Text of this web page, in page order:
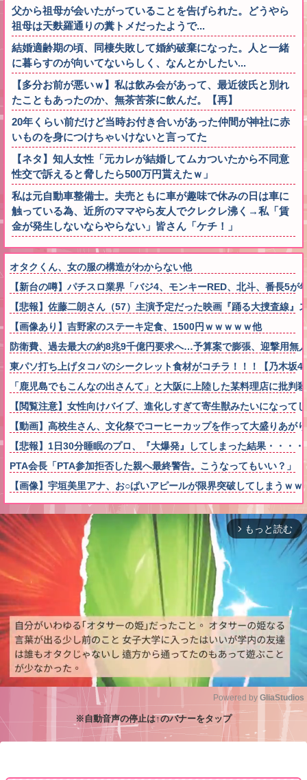
父から祖母が会いたがっていることを告げられた。どうやら
祖母は天麩羅通りの糞トメだったようで...
結婚適齢期の頃、同棲失敗して婚約破棄になった。人と一緒
に暮らすのが向いてないらしく、なんとかしたい...
【多分お前が悪いｗ】私は飲み会があって、最近彼氏と別れ
たこともあったのか、無茶苦茶に飲んだ。【再】
20年くらい前だけど当時お付き合いがあった仲間が神社に赤
いものを身につけちゃいけないと言ってた
【ネタ】知人女性「元カレが結婚してムカついたから不同意
性交で訴えると脅したら500万円貰えたｗ」
私は元自動車整備士。夫売ともに車が趣味で休みの日は車に
触っている為、近所のママやら友人でクレクレ沸く→私「賃
金が発生しないならやらない」皆さん「ケチ！」
オタクくん、女の服の構造がわからない他
【新台の噂】パチスロ業界「バジ4、モンキーRED、北斗、番長5
【悲報】佐藤二朗さん（57）主演予定だった映画『踊る大捜査線
【画像あり】吉野家のステーキ定食、1500円ｗｗｗｗｗ他
防衛費、過去最大の約8兆9千億円要求へ…予算案で膨張、迎撃用無
東パソ打ち上げタコパのシークレット食材がコチラ！！！【乃木坂
「鹿児島でもこんなの出さんて」と大阪に上陸した某料理店に批
【閲覧注意】女性向けバイブ、進化しすぎて寄生獣みたいになって
【動画】高校生さん、文化祭でコーヒーカップを作って大盛りあ
【悲報】1日30分睡眠のプロ、『大爆発』してしまった結果・・・・
PTA会長「PTA参加拒否した親へ最終警告。こうなってもいい？」
【画像】宇垣美里アナ、お○ぱいアピールが限界突破してしまうｗｗ
arrow_forward_ios もっと読む
Powered by GliaStudios
※自動音声の停止は↑のバナーをタップ